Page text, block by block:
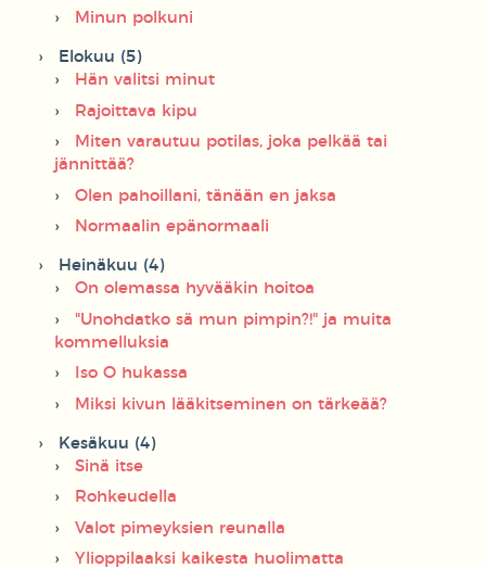
Minun polkuni
Elokuu (5)
Hän valitsi minut
Rajoittava kipu
Miten varautuu potilas, joka pelkää tai
jännittää?
Olen pahoillani, tänään en jaksa
Normaalin epänormaali
Heinäkuu (4)
On olemassa hyvääkin hoitoa
"Unohdatko sä mun pimpin?!" ja muita
kommelluksia
Iso O hukassa
Miksi kivun lääkitseminen on tärkeää?
Kesäkuu (4)
Sinä itse
Rohkeudella
Valot pimeyksien reunalla
Ylioppilaaksi kaikesta huolimatta